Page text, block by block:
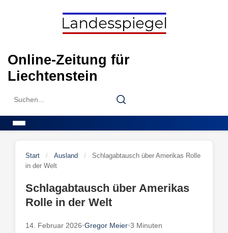
Online-Zeitung für
Liechtenstein
Search
Search
Start / Ausland /
Schlagabtausch über Amerikas Rolle
in der Welt
Schlagabtausch über Amerikas
Rolle in der Welt
14. Februar 2026•Gregor Meier•3 Minuten